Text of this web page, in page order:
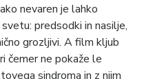
nevaren je lahko
predsodki in nasilje,
grozljivi. A film kljub
čemer ne pokaže le
sindroma in z njim